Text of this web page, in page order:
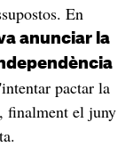
En
anunciar la
pactar la
finalment el juny